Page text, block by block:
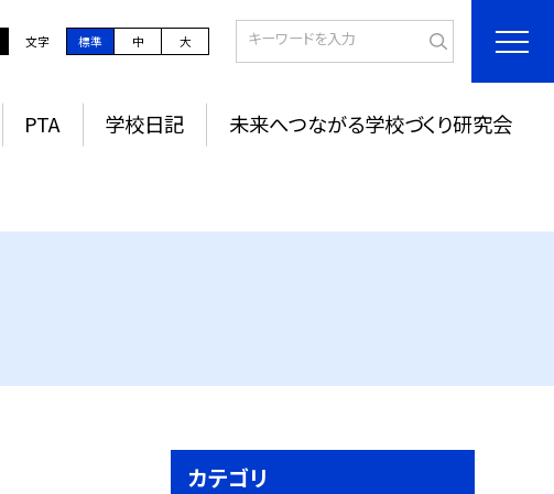
文字 標準 中 大
PTA 学校日記 未来へつながる学校づくり研究会
カテゴリ